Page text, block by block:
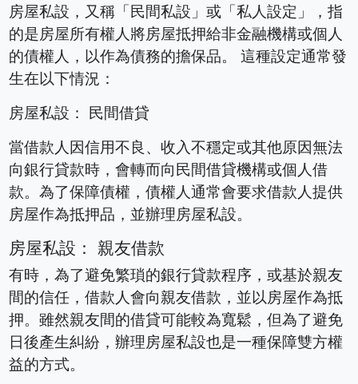
房屋私設，又稱「民間私設」或「私人設定」，指
的是房屋所有權人將房屋抵押給非金融機構或個人
的債權人，以作為債務的擔保品。 這種設定通常發
生在以下情況：
房屋私設： 民間借貸
當借款人因信用不良、收入不穩定或其他原因無法
向銀行貸款時，會轉而向民間借貸機構或個人借
款。為了保障債權，債權人通常會要求借款人提供
房屋作為抵押品，並辦理房屋私設。
房屋私設： 親友借款
有時，為了避免繁瑣的銀行貸款程序，或基於親友
間的信任，借款人會向親友借款，並以房屋作為抵
押。雖然親友間的借貸可能較為寬鬆，但為了避免
日後產生糾紛，辦理房屋私設也是一種保障雙方權
益的方式。